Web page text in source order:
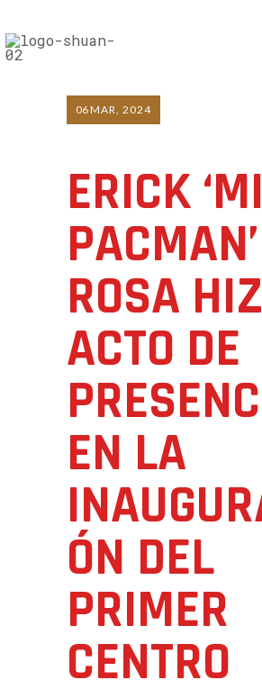
06MAR, 2024
ERICK
PACMAN’
ROSA
ACTO DE
EN LA
ÓN DEL
PRIMER
CENTRO